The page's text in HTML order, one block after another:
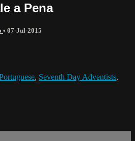
a Pena
• 07-Jul-2015
, Seventh Day Adventists,